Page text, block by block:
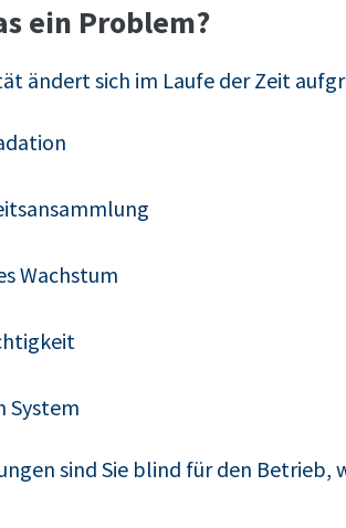
ein Problem?
ändert sich im Laufe der Zeit
Wachstum
System
sind Sie blind für den